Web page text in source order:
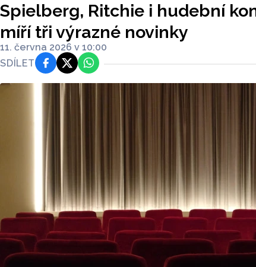
Spielberg, Ritchie i hudební
míří tři výrazné novinky
11. června 2026 v 10:00
SDÍLET
FacebookPlatforma X
WhatsApp